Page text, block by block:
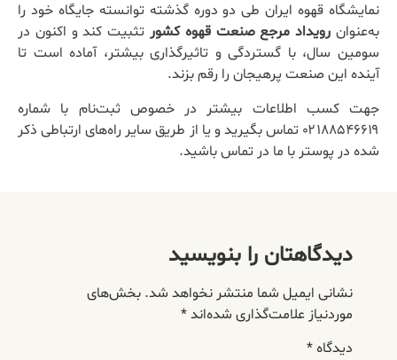
نمایشگاه قهوه ایران طی دو دوره گذشته توانسته جایگاه خود را
به‌عنوان رویداد مرجع صنعت قهوه کشور تثبیت کند و اکنون در
سومین سال، با گستردگی و تاثیرگذاری بیشتر، آماده است تا
آینده این صنعت پرهیجان را رقم بزند.
جهت کسب اطلاعات بیشتر در خصوص ثبت‌نام با شماره
۰۲۱۸۸۵۴۶۶۱۹ تماس بگیرید و یا از طریق سایر راه‌های ارتباطی ذکر
شده در پوستر با ما در تماس باشید.
دیدگاهتان را بنویسید
نشانی ایمیل شما منتشر نخواهد شد. بخش‌های
موردنیاز علامت‌گذاری شده‌اند*
دیدگاه*